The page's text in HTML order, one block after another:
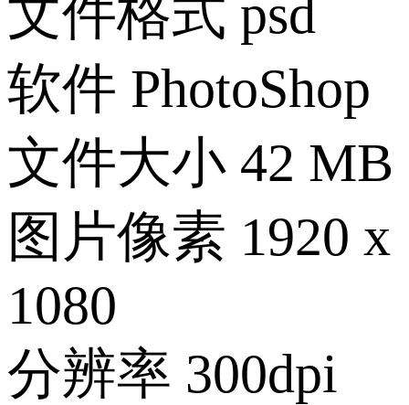
文件格式 psd
软件 PhotoShop
文件大小 42 MB
图片像素 1920 x
1080
分辨率 300dpi